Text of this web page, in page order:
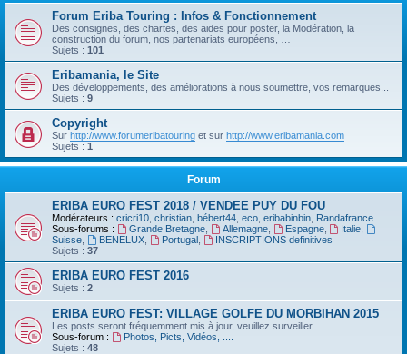
Forum Eriba Touring : Infos & Fonctionnement
Des consignes, des chartes, des aides pour poster, la Modération, la
construction du forum, nos partenariats européens, …
Sujets : 101
Eribamania, le Site
Des développements, des améliorations à nous soumettre, vos remarques...
Sujets : 9
Copyright
Sur http://www.forumeribatouring et sur http://www.eribamania.com
Sujets : 1
Forum
ERIBA EURO FEST 2018 / VENDEE PUY DU FOU
Modérateurs : cricri10 christian bébert44 eco eribabinbin Randafrance
Sous-forums :
Grande Bretagne, Allemagne, Espagne, Italie
Suisse
BENELUX, Portugal,
INSCRIPTIONS definitives
Sujets : 37
ERIBA EURO FEST 2016
Sujets : 2
ERIBA EURO FEST: VILLAGE GOLFE DU MORBIHAN 2015
Les posts seront fréquemment mis à jour, veuillez surveiller
Sous-forum :
Photos, Picts, Vidéos, ....
Sujets : 48